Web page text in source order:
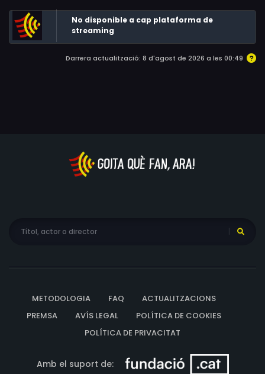
Clóvis Bornay, Joel Barcellos, Lauro Escorel, Edison
Machado, José MedeirosNo disponible a cap plataforma de
streaming
Darrera actualització: 8 d'agost de 2026 a les 00:49
METODOLOGIA FAQ
ACTUALITZACIONS
PREMSA
AVÍS LEGAL
POLÍTICA DE COOKIES
POLÍTICA DE PRIVACITAT
Amb el suport de: